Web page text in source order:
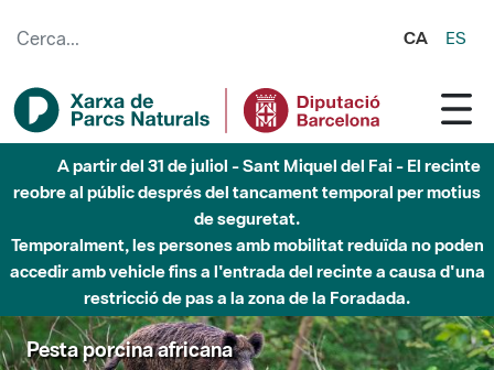
CA ES
A partir del 31 de juliol - Sant Miquel del Fai - El recinte
reobre al públic després del tancament temporal per motius
de seguretat.
Temporalment, les persones amb mobilitat reduïda no poden
accedir amb vehicle fins a l'entrada del recinte a causa d'una
restricció de pas a la zona de la Foradada.
Pesta porcina africana